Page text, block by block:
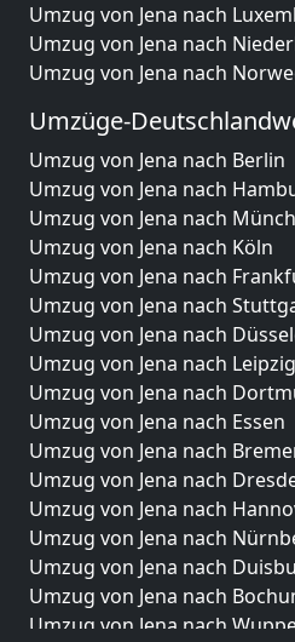
Umzug von Jena nach
Umzug von Jena nach
Umzug von Jena nach
Umzüge-
Umzug von Jena nach Berlin
Umzug von Jena nach
Umzug von Jena nach
Umzug von Jena nach Köln
Umzug von Jena nach
Umzug von Jena nach
Umzug von Jena nach
Umzug von Jena nach Leipzig
Umzug von Jena nach
Umzug von Jena nach Essen
Umzug von Jena nach
Umzug von Jena nach
Umzug von Jena nach
Umzug von Jena nach
Umzug von Jena nach
Umzug von Jena nach
Umzug von Jena nach